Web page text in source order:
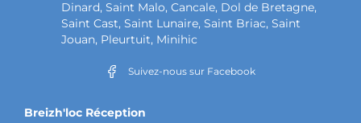
Dinard, Saint Malo, Cancale, Dol de Bretagne,
Saint Cast, Saint Lunaire, Saint Briac, Saint
Jouan, Pleurtuit, Minihic
Suivez-nous sur Facebook
Breizh'loc Réception